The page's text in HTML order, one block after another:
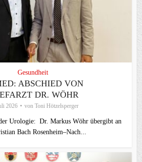
Gesundheit
ABSCHIED VON
DR. WÖHR
2026 von Toni Hötzelsperger
Urologie: Dr. Markus Wöhr übergibt an
Bach Rosenheim–Nach...